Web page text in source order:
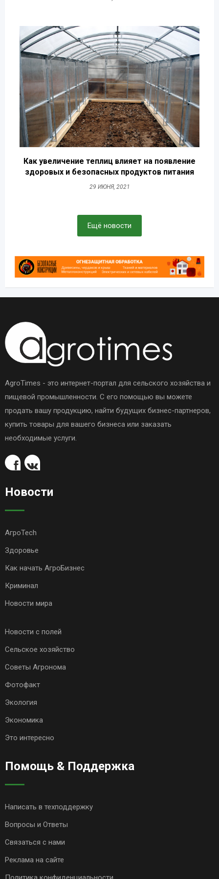
Как увеличение теплиц влияет на появление
здоровых и безопасных продуктов питания
29 ИЮНЯ, 2021
Ещё новости
AgroTimes - это интернет-портал для сельского хозяйства и
пищевой промышленности. С его помощью вы можете
продать вашу продукцию, найти будущих бизнес-партнеров,
купить товары для вашего бизнеса или заказать
необходимые услуги.
Новости
АгроTech
Здоровье
Как начать АгроБизнес
Криминал
Новости мира
Новости с полей
Сельское хозяйство
Советы Агронома
Фотофакт
Экология
Экономика
Это интересно
Помощь & Поддержка
Написать в техподдержку
Вопросы и Ответы
Связаться с нами
Реклама на сайте